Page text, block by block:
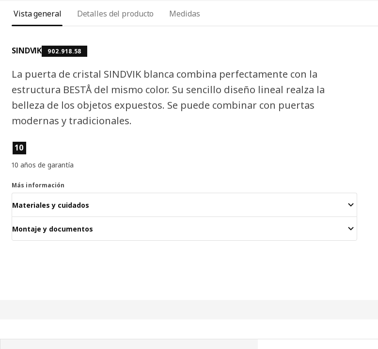
Vista general Detalles del producto Medidas
SINDVIK 902.918.58
La puerta de cristal SINDVIK blanca combina perfectamente con la
estructura BESTÅ del mismo color. Su sencillo diseño lineal realza la
belleza de los objetos expuestos. Se puede combinar con puertas
modernas y tradicionales.
Características del producto
10
10 años de garantía
Más información
Materiales y cuidados
Montaje y documentos